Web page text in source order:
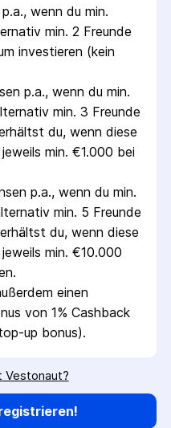
wenn du min.
min. 2 Freunde
investieren (kein
p.a., wenn du min.
min. 3 Freunde
du, wenn diese
min. €1.000 bei
p.a., wenn du min.
min. 5 Freunde
du, wenn diese
min. €10.000
einen
von 1% Cashback
up bonus).
Vestonaut?